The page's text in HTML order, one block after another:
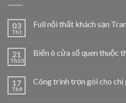
03
Th1
Full nội thất khách sạn
21
Th10
Biến ô cửa sổ quen thuộc
17
Th9
Công trình trọn gói cho chị